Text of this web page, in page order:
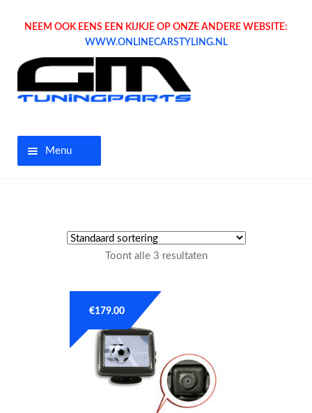
NEEM OOK EENS EEN KIJKJE OP ONZE ANDERE WEBSITE:
WWW.ONLINECARSTYLING.NL
Menu
Tuning parts
OPC Line
Bedrijfswagen parts
Toont alle 3 resultaten
€179.00